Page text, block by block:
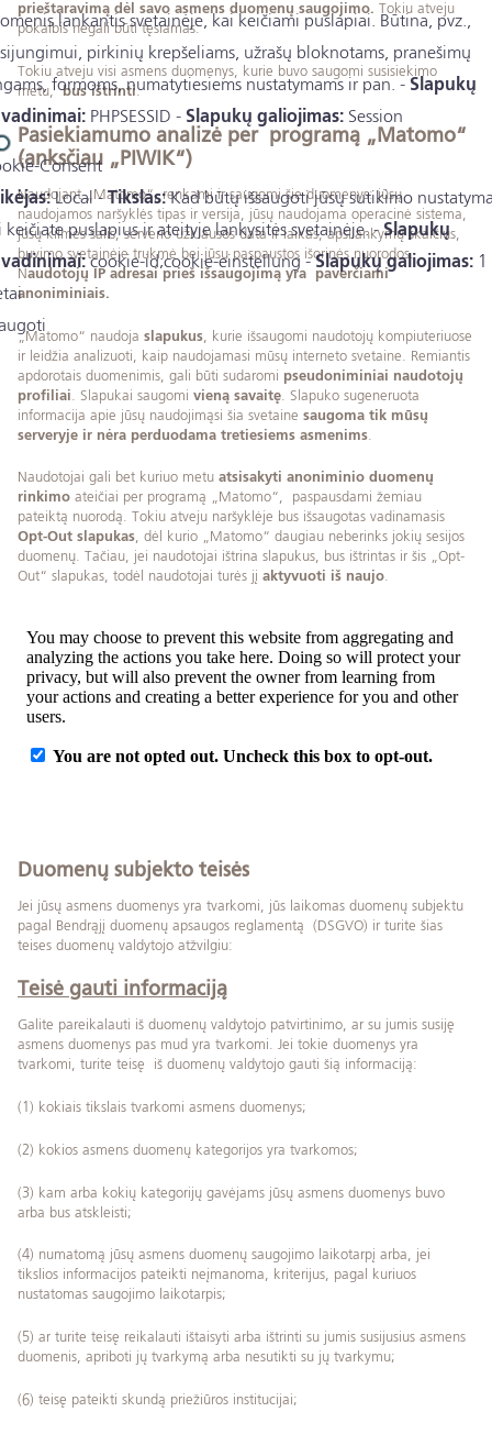
lankantis svetainėje, kai keičiami puslapiai. Būtina, pvz.,
pirkinių krepšeliams, užrašų bloknotams, pranešimų
formoms, numatytiesiems nustatymams ir pan. - Slapukų
PHPSESSID - Slapukų galiojimas: Session
Consent
Local -Tikslas:Kad būtų išsaugoti jūsų sutikimo
keičiate puslapius ir ateityje lankysitės svetainėje. -Slapukų
cookie-id;cookie-einstellung -Slapukų galiojimas: 1
prieštaravimą dėl savo asmens duomenų saugojimo. Tokiu atveju
pokalbis negali būti tęsiamas.
Tokiu atveju visi asmens duomenys, kurie buvo saugomi susisiekimo
metu,bus ištrinti.
Pasiekiamumo analizė per programą „Matomo“
(anksčiau „PIWIK“)
Naudojant „Matomo“, renkami ir saugomi šie duomenys: jūsų
naudojamos naršyklės tipas ir versija, jūsų naudojama operacinė sistema,
jūsų kilmės šalis, serverio užklausos data ir laikas, apsilankymų skaičius,
buvimo svetainėje trukmė bei jūsų paspaustos išorinės nuorodos.
Naudotojų IP adresai prieš išsaugojimą yra paverčiami
anoniminiais.
„Matomo“ naudoja slapukus , kurie išsaugomi naudotojų kompiuteriuose
ir leidžia analizuoti, kaip naudojamasi mūsų interneto svetaine. Remiantis
apdorotais duomenimis, gali būti sudaromi pseudoniminiai naudotojų
profiliai . Slapukai saugomi vieną savaitę . Slapuko sugeneruota
informacija apie jūsų naudojimąsi šia svetaine saugoma tik mūsų
serveryje ir nėra perduodama tretiesiems asmenims
Naudotojai gali bet kuriuo metu atsisakyti anoniminio duomenų
rinkimo ateičiai per programą „Matomo“, paspausdami žemiau
pateiktą nuorodą. Tokiu atveju naršyklėje bus išsaugotas vadinamasis
Opt-Out slapukas, dėl kurio „Matomo“ daugiau neberinks jokių sesijos
duomenų. Tačiau, jei naudotojai ištrina slapukus, bus ištrintas ir šis „Opt-
Out“ slapukas, todėl naudotojai turės jį aktyvuoti iš naujo.
Duomenų subjekto teisės
Jei jūsų asmens duomenys yra tvarkomi, jūs laikomas duomenų subjektu
pagal Bendrąjį duomenų apsaugos reglamentą (DSGVO) ir turite šias
teises duomenų valdytojo atžvilgiu:
Teisė gauti informaciją
Galite pareikalauti iš duomenų valdytojo patvirtinimo, ar su jumis susiję
asmens duomenys pas mud yra tvarkomi. Jei tokie duomenys yra
tvarkomi, turite teisę iš duomenų valdytojo gauti šią informaciją:
(1) kokiais tikslais tvarkomi asmens duomenys;
(2) kokios asmens duomenų kategorijos yra tvarkomos;
(3) kam arba kokių kategorijų gavėjams jūsų asmens duomenys buvo
arba bus atskleisti;
(4) numatomą jūsų asmens duomenų saugojimo laikotarpį arba, jei
tikslios informacijos pateikti neįmanoma, kriterijus, pagal kuriuos
nustatomas saugojimo laikotarpis;
(5) ar turite teisę reikalauti ištaisyti arba ištrinti su jumis susijusius asmens
duomenis, apriboti jų tvarkymą arba nesutikti su jų tvarkymu;
(6) teisę pateikti skundą priežiūros institucijai;